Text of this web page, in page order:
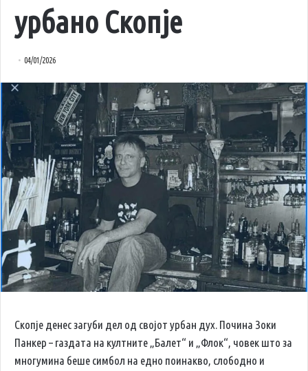
урбано Скопје
04/01/2026
Скопје денес загуби дел од својот урбан дух. Почина Зоки
Панкер – газдата на култните „Балет“ и „Флок“, човек што за
многумина беше симбол на едно поинакво, слободно и